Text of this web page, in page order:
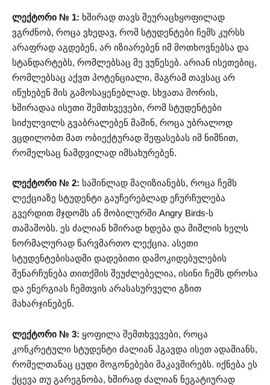
ლექტორი № 1: ხშირად თავს შეურაცხყოფილად
ვგრძნობ, როცა ვხედავ, რომ სტუდენტები ჩემს კურსს
არაფრად აგდებენ, არ იზიარებენ იმ მოთხოვნებსა და
სტანდარტებს, რომლებსაც მე ვუწესებ. არიან ისეთებიც,
რომლებსაც აქვთ პოტენციალი, მაგრამ თავსაც არ
იწუხებენ მის გამოსაყენებლად. სხვათა შორის,
ხშირადაა ისეთი შემთხვევები, რომ სტუდენტები
სიძულვილს გვაბრალებენ მაშინ, როცა უბრალოდ
ვცდილობთ მათ ობიექტურად შეფასებას იმ ნიშნით,
რომელსაც ნამდვილად იმსახურებენ.
ლექტორი № 2: საშინლად მაღიზიანებს, როცა ჩემს
ლექციაზე სტუდენტი გაუჩერებლად ეჩურჩულება
გვერდით მჯდომს ან მობილურში Angry Birds-ს
თამაშობს. ეს ძალიან ხშირად ხდება და მიშლის ხელს
ნორმალურად წარვმართო ლექცია. ასეთი
სტუდენტებისადმი დადებითი დამოკიდებულების
შენარჩუნება თითქმის შეუძლებელია, ისინი ჩემს დროსა
და ენერგიას ჩემთვის არასასურველი გზით
მახარჯინებენ.
ლექტორი № 3: ყოფილა შემთხვევები, როცა
კონკრეტული სტუდენტი ძალიან ჰგავდა ისეთ ადამიანს,
რომელთანაც ცუდი მოგონებები მაკავშირებს. იქნება ეს
ქცევა თუ გარეგნობა, ხშირად ძალიან ნეგატიურად